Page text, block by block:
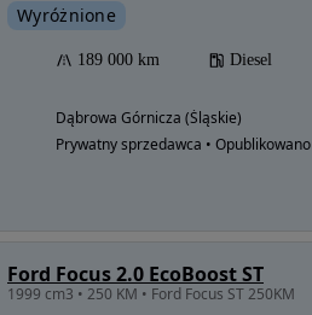
Wyróżnione
189 000 km Diesel
Dąbrowa Górnicza (Śląskie)
Prywatny sprzedawca • Opublikowano
Ford Focus 2.0 EcoBoost ST
1999 cm3 • 250 KM • Ford Focus ST 250KM